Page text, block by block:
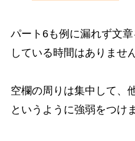
パート6も例に漏れず文
している時間はありません
空欄の周りは集中して、
というように強弱をつけ